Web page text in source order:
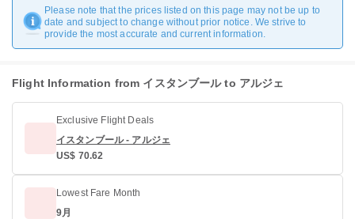
Please note that the prices listed on this page may not be up to
date and subject to change without prior notice. We strive to
provide the most accurate and current information.
Flight Information from イスタンブール to アルジェ
Exclusive Flight Deals
イスタンブール - アルジェ
US$ 70.62
Lowest Fare Month
9月